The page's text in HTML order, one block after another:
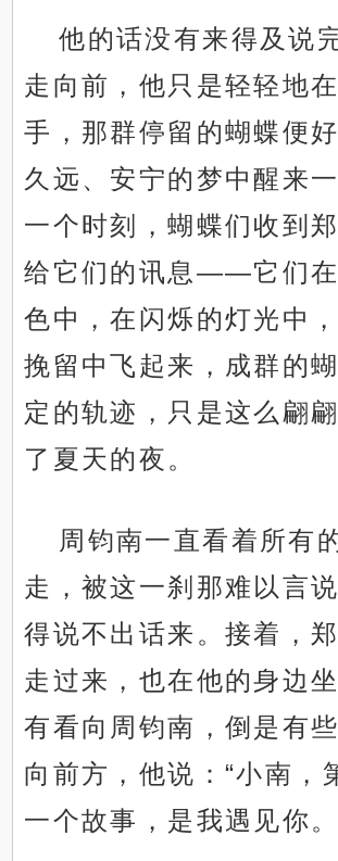
他的话没有来得及说
走向前，他只是轻轻地
手，那群停留的蝴蝶便
久远、安宁的梦中醒来
一个时刻，蝴蝶们收到
给它们的讯息——它们在
色中，在闪烁的灯光中
挽留中飞起来，成群的
定的轨迹，只是这么翩
了夏天的夜。
周钧南一直看着所有
走，被这一刹那难以言
得说不出话来。接着，
走过来，也在他的身边
有看向周钧南，倒是有
向前方，他说：“小南，
一个故事，是我遇见你。